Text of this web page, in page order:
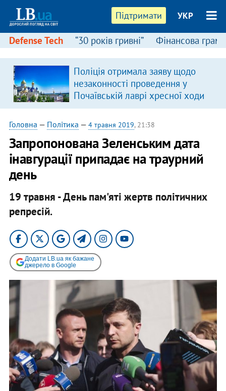
Підтримати УКР
Defense Tech “30 років гривні” Фінансова
Поліція отримала заяву щодо
незаконності проведення у
Почаївській лаврі хресної ходи
Головна — Політика — 4 травня 2019, 21:38
Запропонована Зеленським дата
інавгурації припадає на траурний
день
19 травня - День пам'яті жертв політичних
репресій.
Додати LB.ua як бажане
джерело в Google